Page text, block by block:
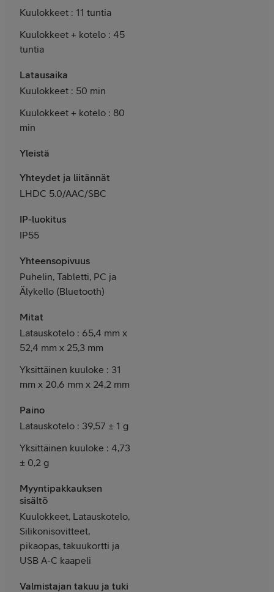
Kuulokkeet : 11 tuntia
Kuulokkeet + kotelo : 45
tuntia
Latausaika
Kuulokkeet : 50 min
Kuulokkeet + kotelo : 80
min
Yleistä
Yhteydet ja liitännät
LHDC 5.0/AAC/SBC
IP-luokitus
IP55
Yhteensopivuus
Puhelin, Tabletti, PC ja
Älykello (Bluetooth)
Mitat
Latauskotelo : 65,4 mm x
52,4 mm x 25,3 mm
Yksittäinen kuuloke : 31
mm x 20,6 mm x 24,2 mm
Paino
Latauskotelo : 39,57 ± 1 g
Yksittäinen kuuloke : 4,73
± 0,2 g
Myyntipakkauksen
sisältö
Kuulokkeet, Latauskotelo,
Silikonisovitteet,
pikaopas, takuukortti ja
USB A-C kaapeli
Valmistajan takuu ja tuki